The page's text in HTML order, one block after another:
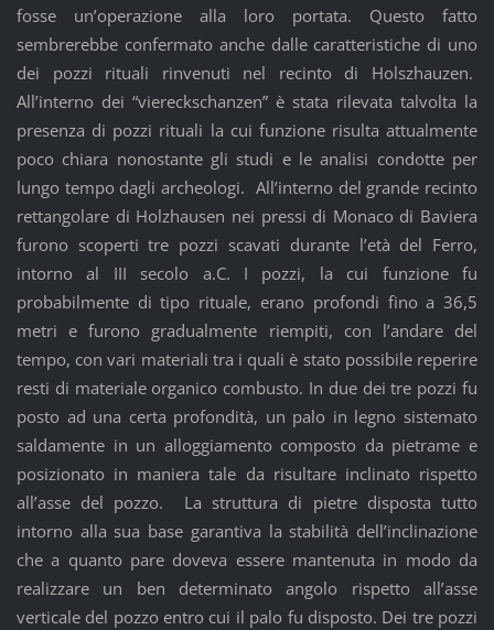
fosse un’operazione alla loro portata. Questo fatto
sembrerebbe confermato anche dalle caratteristiche di uno
dei pozzi rituali rinvenuti nel recinto di Holszhauzen.
All’interno dei “viereckschanzen” è stata rilevata talvolta la
presenza di pozzi rituali la cui funzione risulta attualmente
poco chiara nonostante gli studi e le analisi condotte per
lungo tempo dagli archeologi. All’interno del grande recinto
rettangolare di Holzhausen nei pressi di Monaco di Baviera
furono scoperti tre pozzi scavati durante l’età del Ferro,
intorno al III secolo a.C. I pozzi, la cui funzione fu
probabilmente di tipo rituale, erano profondi fino a 36,5
metri e furono gradualmente riempiti, con l’andare del
tempo, con vari materiali tra i quali è stato possibile reperire
resti di materiale organico combusto. In due dei tre pozzi fu
posto ad una certa profondità, un palo in legno sistemato
saldamente in un alloggiamento composto da pietrame e
posizionato in maniera tale da risultare inclinato rispetto
all’asse del pozzo. La struttura di pietre disposta tutto
intorno alla sua base garantiva la stabilità dell’inclinazione
che a quanto pare doveva essere mantenuta in modo da
realizzare un ben determinato angolo rispetto all’asse
verticale del pozzo entro cui il palo fu disposto. Dei tre pozzi